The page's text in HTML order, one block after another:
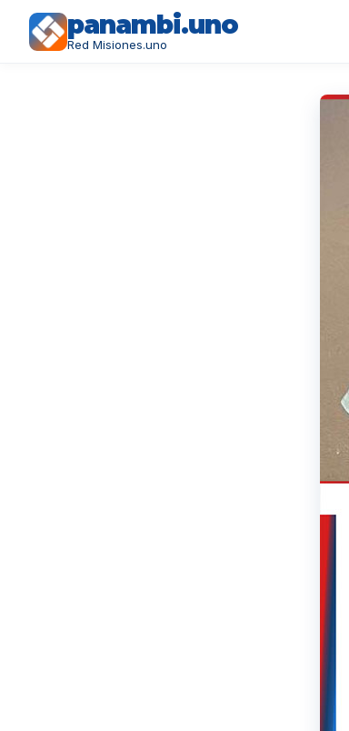
panambi.uno
Red Misiones.uno